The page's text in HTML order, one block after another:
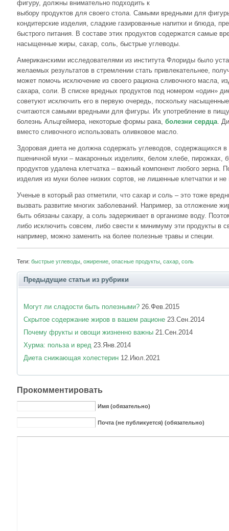
фигуру, должны внимательно подходить к
выбору продуктов для своего стола. Самыми вредными для
кондитерские изделия, сладкие газированные напитки и блюда,
быстрого питания. В составе этих продуктов содержатся самые
насыщенные жиры, сахар, соль, быстрые углеводы.
Американскими исследователями из института Флориды было
желаемых результатов в стремлении стать привлекательнее,
может помочь исключение из своего рациона сливочного масла,
сахара, соли. В списке вредных продуктов под номером «один»
советуют исключить его в первую очередь, поскольку
считаются самыми вредными для фигуры. Их употребление в
болезнь Альцгеймера, некоторые формы рака, болезни сердца.
вместо сливочного использовать оливковое масло.
Здоровая диета не должна содержать углеводов, содержащихся в
пшеничной муки – макаронных изделиях, белом хлебе, пирожках,
продуктов удалена клетчатка – важный компонент любого зерна.
изделия из муки более низких сортов, не лишенные клетчатки и
Ученые в который раз отметили, что сахар и соль – это тоже
вызвать развитие многих заболеваний. Например, за отложение
быть обязаны сахару, а соль задерживает в организме воду.
либо исключить совсем, либо свести к минимуму эти продукты в
например, можно заменить на более полезные травы и специи.
Теги: быстрые углеводы ожирение опасные продукты сахар соль
Предыдущие статьи из рубрики
Могут ли сладости быть полезными? 26.Фев.2015
Скрытое содержание жиров в вашем рационе 23.Сен.2014
Почему фрукты и овощи жизненно важны 21.Сен.2014
Хурма: польза и вред 23.Янв.2014
Диета снижающая холестерин 12.Июл.2021
Прокомментировать
Имя (обязательно)
Почта (не публикуется) (обязательно)